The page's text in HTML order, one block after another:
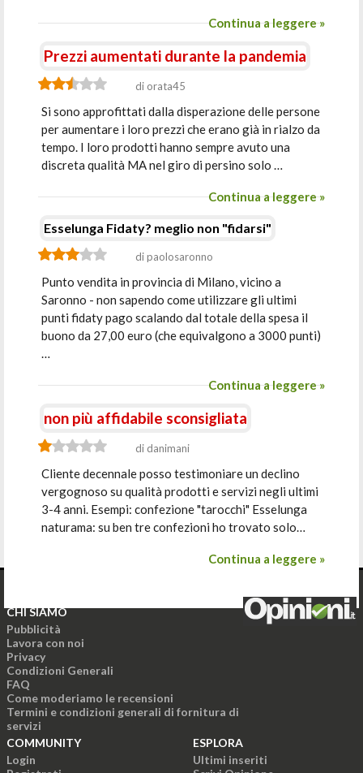
Continua a leggere »
Prezzi aumentati durante la pandemia
di orata45
Si sono approfittati dalla disperazione delle persone
per aumentare i loro prezzi che erano già in rialzo da
tempo. I loro prodotti hanno sempre avuto una
discreta qualità MA nel giro di persino solo …
Continua a leggere »
Esselunga Fidaty? meglio non "fidarsi"
di paolosaronno
Punto vendita in provincia di Milano, vicino a
Saronno - non sapendo come utilizzare gli ultimi
punti fidaty pago scalando dal totale della spesa il
buono da 27,00 euro (che equivalgono a 3000 punti)
…
Continua a leggere »
non più affidabile sconsigliata
di danimani
Cliente decennale posso testimoniare un declino
vergognoso su qualità prodotti e servizi negli ultimi
3-4 anni. Esempi: confezione "tarocchi" Esselunga
naturama: su ben tre confezioni ho trovato solo…
Continua a leggere »
CHI SIAMO
Pubblicità
Lavora con noi
Privacy
Condizioni Generali
FAQ
Come moderiamo le recensioni
Termini e condizioni generali di fornitura di
servizi
COMMUNITY
Login
ESPLORA
Ultimi inseriti